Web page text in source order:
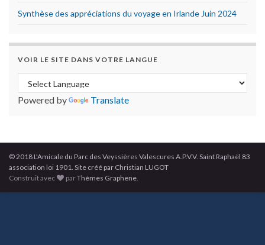
Synthèse des appréciations du voyage en Irlande Juin 2024
VOIR LE SITE DANS VOTRE LANGUE
Powered by Translate
© 2018 L'Amicale du Parc des Veyssières Valescures A.P.V.V. Saint Raphaël 83
association loi 1901. Site créé par Christian LUGOT
Construit avec
parThèmes Graphene